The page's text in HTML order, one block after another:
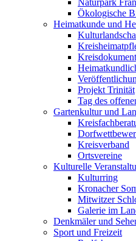
Naturpark
Ökologische
Heimatkunde und
Projekt Trinität
Tag des
Gartenkultur und
Kreisverband
Ortsvereine
Kulturelle
Kulturring
Kronacher
Mitwitzer
Galerie im
Denkmäler und
Sport und Freizeit